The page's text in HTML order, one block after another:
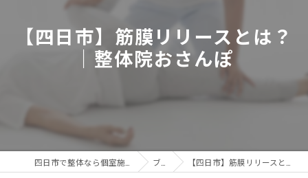
【四日市】筋膜リリースとは？
｜整体院おさんぽ
ブログ 【四日市】筋膜リリースとは？｜整体院おさんぽ